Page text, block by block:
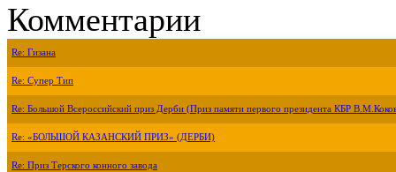
Комментарии
Re: Гизана
Re: Супер Тип
Re: Большой Всероссийский приз Дерби (Приз памяти первого президента КБР
Re: «БОЛЬШОЙ КАЗАНСКИЙ ПРИЗ» (ДЕРБИ)
Re: Приз Терского конного завода